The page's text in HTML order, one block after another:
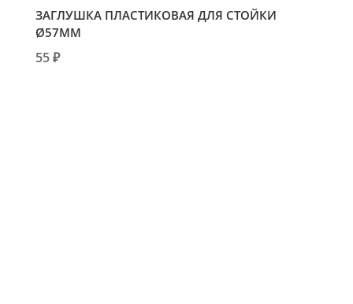
ЗАГЛУШКА ПЛАСТИКОВАЯ ДЛЯ СТОЙКИ
Ø57ММ
55 ₽